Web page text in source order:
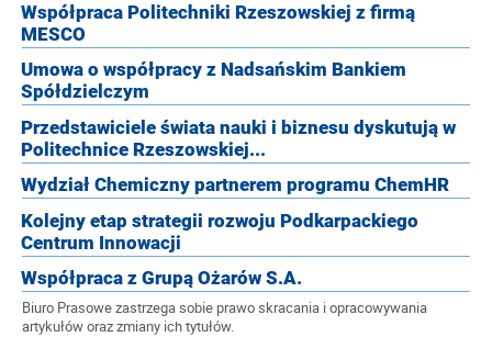
Współpraca Politechniki Rzeszowskiej z firmą
MESCO
Umowa o współpracy z Nadsańskim Bankiem
Spółdzielczym
Przedstawiciele świata nauki i biznesu dyskutują w
Politechnice Rzeszowskiej...
Wydział Chemiczny partnerem programu ChemHR
Kolejny etap strategii rozwoju Podkarpackiego
Centrum Innowacji
Współpraca z Grupą Ożarów S.A.
Biuro Prasowe zastrzega sobie prawo skracania i opracowywania
artykułów oraz zmiany ich tytułów.